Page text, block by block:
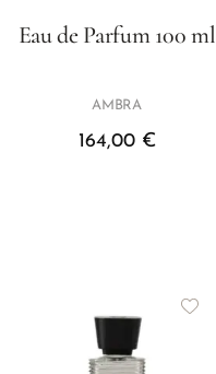
Eau de Parfum 100 ml
AMBRA
164,00 €